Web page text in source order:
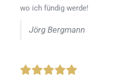
wo ich fündig werde!
Jörg Bergmann